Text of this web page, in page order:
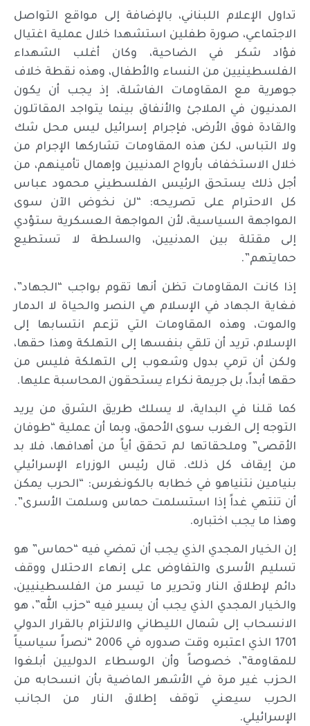
تداول الإعلام اللبناني، بالإضافة إلى مواقع التواصل
الاجتماعي، صورة طفلين استشهدا خلال عملية اغتيال
فؤاد شكر في الضاحية، وكان أغلب الشهداء
الفلسطينيين من النساء والأطفال، وهذه نقطة خلاف
جوهرية مع المقاومات الفاشلة، إذ يجب أن يكون
المدنيون في الملاجئ والأنفاق بينما يتواجد المقاتلون
والقادة فوق الأرض، فإجرام إسرائيل ليس محل شك
ولا التباس، لكن هذه المقاومات تشاركها الإجرام من
خلال الاستخفاف بأرواح المدنيين وإهمال تأمينهم، من
أجل ذلك يستحق الرئيس الفلسطيني محمود عباس
كل الاحترام على تصريحه: “لن نخوض الآن سوى
المواجهة السياسية، لأن المواجهة العسكرية ستؤدي
إلى مقتلة بين المدنيين، والسلطة لا تستطيع
حمايتهم”.
إذا كانت المقاومات تظن أنها تقوم بواجب “الجهاد”،
فغاية الجهاد في الإسلام هي النصر والحياة لا الدمار
والموت، وهذه المقاومات التي تزعم انتسابها إلى
الإسلام، تريد أن تلقي بنفسها إلى التهلكة وهذا حقها،
ولكن أن ترمي بدول وشعوب إلى التهلكة فليس من
حقها أبداً، بل جريمة نكراء يستحقون المحاسبة عليها.
كما قلنا في البداية، لا يسلك طريق الشرق من يريد
التوجه إلى الغرب سوى الأحمق، وبما أن عملية “طوفان
الأقصى” وملحقاتها لم تحقق أياً من أهدافها، فلا بد
من إيقاف كل ذلك. قال رئيس الوزراء الإسرائيلي
بنيامين نتنياهو في خطابه بالكونغرس: “الحرب يمكن
أن تنتهي غداً إذا استسلمت حماس وسلمت الأسرى”.
وهذا ما يجب اختباره.
إن الخيار المجدي الذي يجب أن تمضي فيه “حماس” هو
تسليم الأسرى والتفاوض على إنهاء الاحتلال ووقف
دائم لإطلاق النار وتحرير ما تيسر من الفلسطينيين،
والخيار المجدي الذي يجب أن يسير فيه “حزب الله”، هو
الانسحاب إلى شمال الليطاني والالتزام بالقرار الدولي
1701 الذي اعتبره وقت صدوره في 2006 “نصراً سياسياً
للمقاومة”، خصوصاً وأن الوسطاء الدوليين أبلغوا
الحزب غير مرة في الأشهر الماضية بأن انسحابه من
الحرب سيعني توقف إطلاق النار من الجانب
الإسرائيلي.